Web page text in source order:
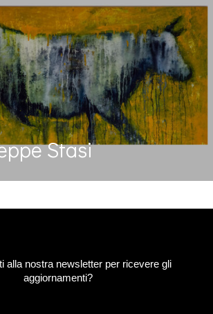
Stasi
alla nostra newsletter per ricevere gli
aggiornamenti?